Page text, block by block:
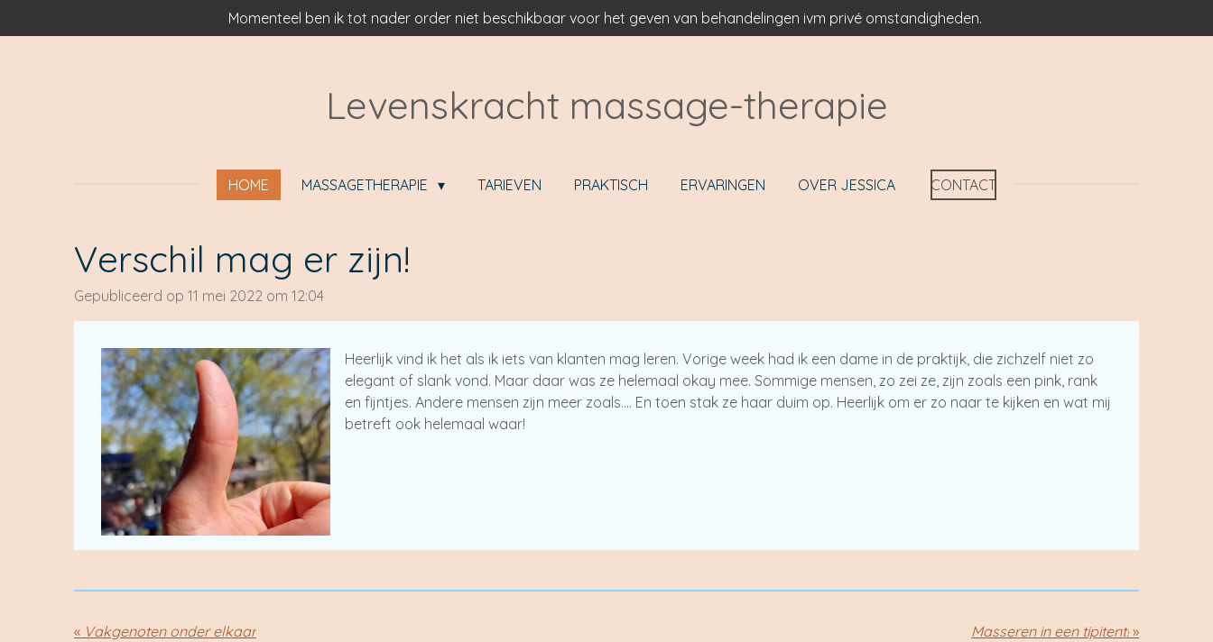
direct
Momenteel ben ik tot nader order niet beschikbaar voor het geven van behandelingen ivm privé omstandigheden.
Levenskracht massage-therapie
HOME MASSAGETHERAPIE TARIEVEN PRAKTISCH ERVARINGEN OVER JESSICA CONTACT
Verschil mag er zijn!
Gepubliceerd op 11 mei 2022 om 12:04
Heerlijk vind ik het als ik iets van klanten mag leren. Vorige week had ik een dame in de praktijk, die zichzelf niet zo
elegant of slank vond. Maar daar was ze helemaal okay mee. Sommige mensen, zo zei ze, zijn zoals een pink, rank
en fijntjes. Andere mensen zijn meer zoals…. En toen stak ze haar duim op. Heerlijk om er zo naar te kijken en wat mij
betreft ook helemaal waar!
« Vakgenoten onder elkaar Masseren in een tipitent! »